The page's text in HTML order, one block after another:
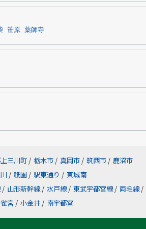
笹原 薬師寺
三川町 / 栃木市 / 真岡市 / 筑西市 / 鹿沼市
/ 祇園 / 駅東通り / 東城南
/ 山形新幹線 / 水戸線 / 東武宇都宮線 / 両毛線 /
雀宮 / 小金井 / 南宇都宮